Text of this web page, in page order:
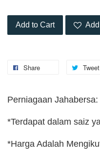
Add to Cart
Share Tweet
Perniagaan
*Terdapat dalam saiz
*Harga Adalah